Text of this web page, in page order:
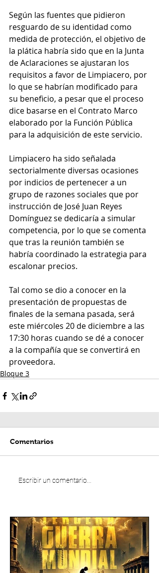
Según las fuentes que pidieron
resguardo de su identidad como
medida de protección, el objetivo de
la plática habría sido que en la Junta
de Aclaraciones se ajustaran los
requisitos a favor de Limpiacero, por
lo que se habrían modificado para
su beneficio, a pesar que el proceso
dice basarse en el Contrato Marco
elaborado por la Función Pública
para la adquisición de este servicio.
Limpiacero ha sido señalada
sectorialmente diversas ocasiones
por indicios de pertenecer a un
grupo de razones sociales que por
instrucción de José Juan Reyes
Domínguez se dedicaría a simular
competencia, por lo que se comenta
que tras la reunión también se
habría coordinado la estrategia para
escalonar precios.
Tal como se dio a conocer en la
presentación de propuestas de
finales de la semana pasada, será
este miércoles 20 de diciembre a las
17:30 horas cuando se dé a conocer
a la compañía que se convertirá en
proveedora.
Bloque 3
Comentarios
Escribir un comentario...